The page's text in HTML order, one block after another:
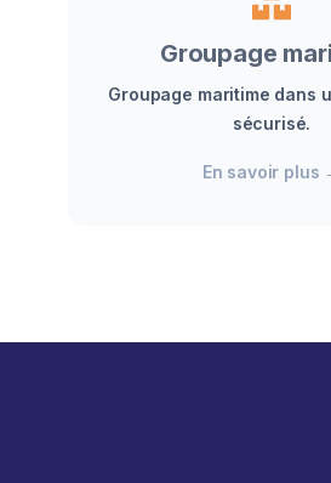
Groupage
Groupage maritime dans
sécurisé.
En savoir plus